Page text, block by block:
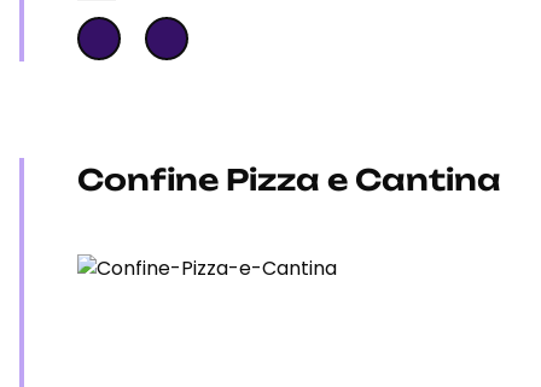
Confine Pizza e Cantina